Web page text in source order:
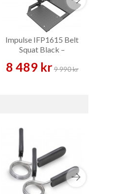
Impulse IFP1615 Belt
Squat Black –
8 489 kr9 990 kr